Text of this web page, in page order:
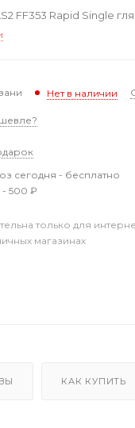
FF353 Rapid Single
Нет в наличии
сегодня - бесплатно
- 500 ₽
только для
магазинах
КАК КУПИТЬ